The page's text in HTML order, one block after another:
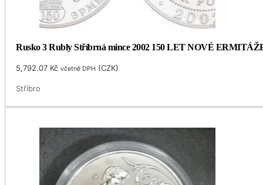
Rusko 3 Rubly Stříbrná mince 2002 150 LET NOVÉ
5,792.07 Kč včetně DPH (CZK)
Stříbro